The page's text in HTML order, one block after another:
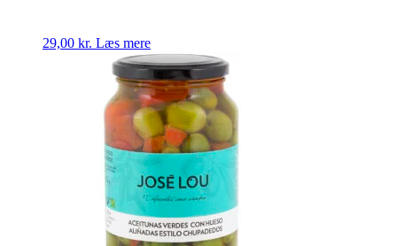
29,00 kr. Læs mere